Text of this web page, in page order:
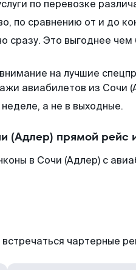
по перевозке
по сравнению от и до
сразу. Это выгоднее
на лучшие
авиабилетов из Сочи
а не в выходные.
(Адлер) прямой рейс
в Сочи (Адлер) с
чартерные